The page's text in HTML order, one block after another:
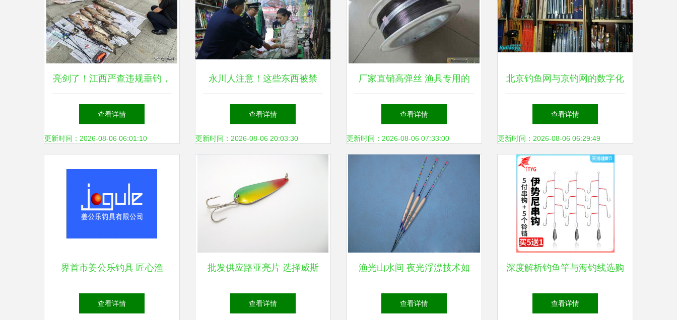
亮剑了！江西严查违规垂钓，
3类钓鱼行为成执法重点，渔
具销售迎新规
查看详情
更新时间：2026-08-06 06:01:10
永川人注意！这些东西被禁
用，快看你家有吗？——渔具
销售大清查
查看详情
更新时间：2026-08-06 20:03:30
厂家直销高弹丝 渔具专用的
记忆镍钛合金丝，可加工定制
查看详情
更新时间：2026-08-06 07:33:00
北京钓鱼网与京钓网的数字化
转身 从论坛土壤到生态渔业
的思考
查看详情
更新时间：2026-08-06 06:29:49
界首市姜公乐钓具 匠心渔
具，乐享垂钓人生
查看详情
批发供应路亚亮片 选择威斯
特渔具的三大优势
查看详情
渔光山水间 夜光浮漂技术如
何革新传统钓鱼体验
查看详情
深度解析钓鱼竿与海钓线选购
技巧，助您渔获翻倍！
查看详情